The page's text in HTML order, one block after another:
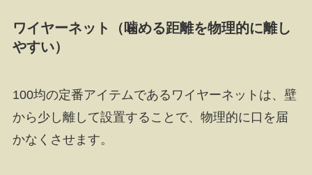
ワイヤーネット（噛める距離を物理的に離し
やすい）
100均の定番アイテムであるワイヤーネットは、壁
から少し離して設置することで、物理的に口を届
かなくさせます。